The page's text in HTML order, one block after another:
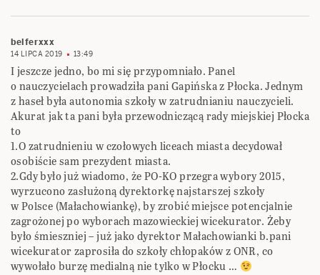
belferxxx
14 LIPCA 2019 13:49
I jeszcze jedno, bo mi się przypomniało. Panel
o nauczycielach prowadziła pani Gapińska z Płocka. Jednym
z haseł była autonomia szkoły w zatrudnianiu nauczycieli.
Akurat jak ta pani była przewodniczącą rady miejskiej Płocka
to
1.O zatrudnieniu w czołowych liceach miasta decydował
osobiście sam prezydent miasta.
2.Gdy było już wiadomo, że PO-KO przegra wybory 2015,
wyrzucono zasłużoną dyrektorkę najstarszej szkoły
w Polsce (Małachowiankę), by zrobić miejsce potencjalnie
zagrożonej po wyborach mazowieckiej wicekurator. Żeby
było śmieszniej – już jako dyrektor Małachowianki b.pani
wicekurator zaprosiła do szkoły chłopaków z ONR, co
wywołało burzę medialną nie tylko w Płocku …